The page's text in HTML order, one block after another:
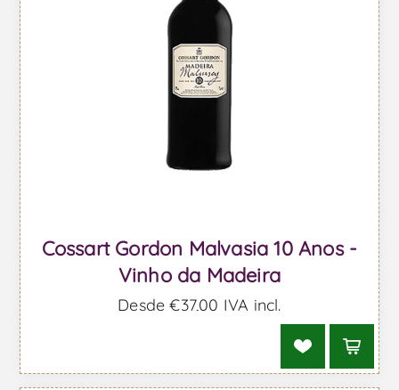
Cossart Gordon Malvasia 10 Anos -
Vinho da Madeira
Desde €37,00 IVA incl.